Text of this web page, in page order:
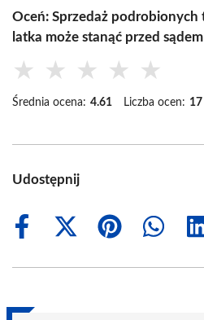
Oceń: Sprzedaż
latka może stanąć przed sądem
★ ★ ★ ★ ★
Średnia ocena: 4.61 Liczba ocen: 17
Udostępnij
Share
Share
(Twitter)
Share
Share